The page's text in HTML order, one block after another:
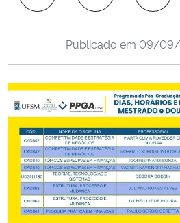
Ministério da Agricultura, Pecuária e
Ministério da Educação
Ministério da Cidadania
Ministério da Saúde
Ministério de Minas e Energia
Ministério da Ciência, Tecnologia, Inovações
Publicado em 09/09/